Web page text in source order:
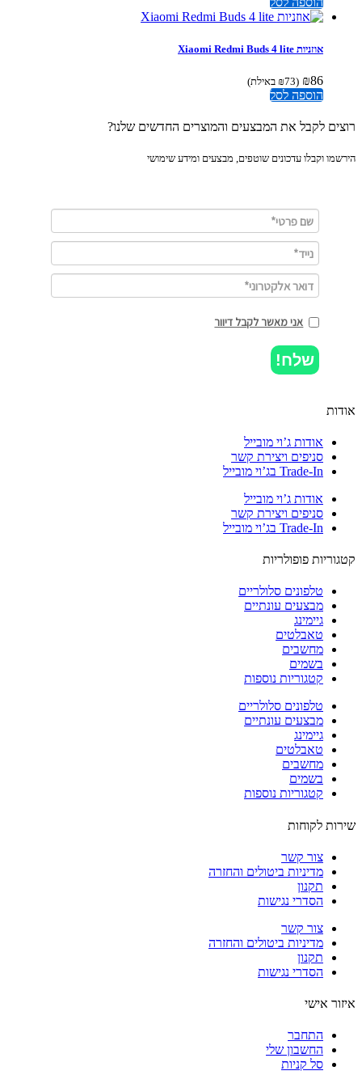
אוזניות Xiaomi Redmi Buds 4 lite
(
₪73 באילת)
הוספה לסל
לקבל את המבצעים והמוצרים החדשים שלנו?
וקבלו עדכונים שוטפים, מבצעים ומידע שימושי
אני מאשר לקבל דיוור
שלח!
אודות ג’וי מובייל
סניפים ויצירת קשר
Trade-In בג’וי מובייל
אודות ג’וי מובייל
סניפים ויצירת קשר
Trade-In בג’וי מובייל
פופולריות
טלפונים סלולריים
מבצעים עונתיים
גיימינג
טאבלטים
מחשבים
בשמים
קטגוריות נוספות
טלפונים סלולריים
מבצעים עונתיים
גיימינג
טאבלטים
מחשבים
בשמים
קטגוריות נוספות
לקוחות
צור קשר
מדיניות ביטולים והחזרה
תקנון
הסדרי נגישות
צור קשר
מדיניות ביטולים והחזרה
תקנון
הסדרי נגישות
אישי
התחבר
החשבון שלי
סל קניות